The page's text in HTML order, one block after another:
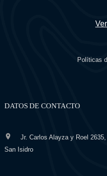
Políticas
DATOS DE CONTACTO
Jr. Carlos Alayza y Roel
San Isidro